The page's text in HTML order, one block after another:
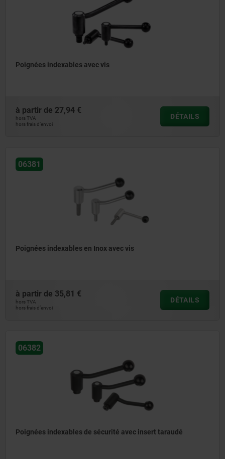
Poignées indexables avec vis
à partir de 27,94 €
hors TVA
hors frais d’envoi
DÉTAILS
06381
Poignées indexables en Inox avec vis
à partir de 35,81 €
hors TVA
hors frais d’envoi
DÉTAILS
06382
Poignées indexables de sécurité avec insert taraudé